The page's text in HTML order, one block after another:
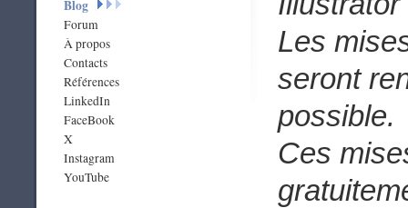
Blog
Forum
À propos
Contacts
Références
LinkedIn
FaceBook
X
Instagram
YouTube
Les
seront
possible.
Ces